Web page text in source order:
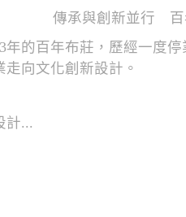
傳承與創新並行 百
年的百年布莊，歷經一度
向文化創新設計。
計...